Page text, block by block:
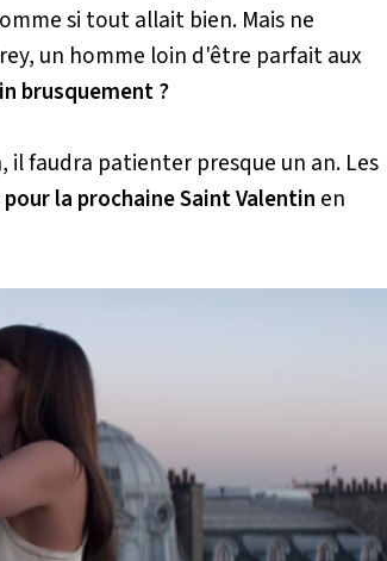
si tout allait bien. Mais ne
un homme loin d'être parfait aux
brusquement ?
il faudra patienter presque un an. Les
pour la prochaine Saint Valentin en